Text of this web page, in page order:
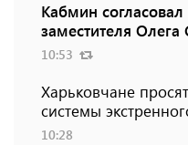
Кабмин
заместителя Олега
10:53
Харьковчане
системы
10:28